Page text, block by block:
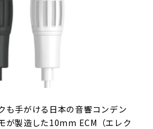
も手がける日本の音響コンデン
が製造した10mm ECM（エレク